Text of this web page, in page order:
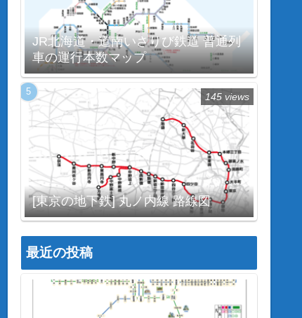
JR北海道・道南いさりび鉄道 普通列
車の運行本数マップ
[東京の地下鉄] 丸ノ内線 路線図
145 views
最近の投稿